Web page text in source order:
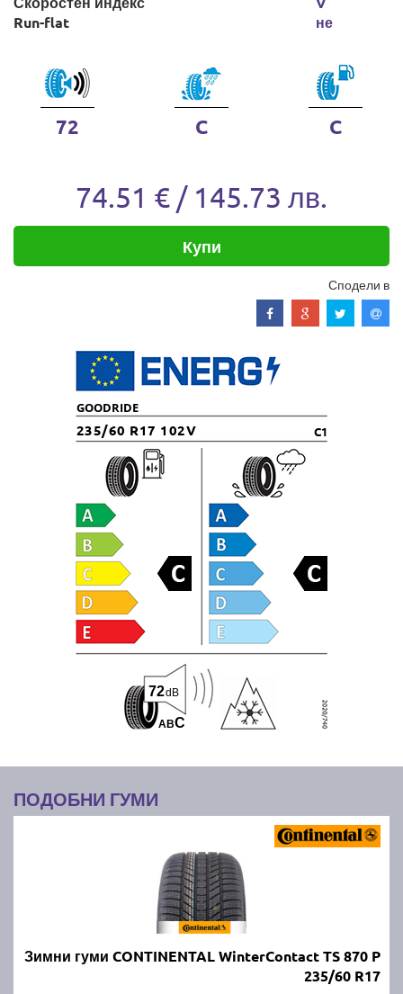
Run-flat
не
72 C C
74.51 € / 145.73 лв.
Купи
Сподели в
GOODRIDE
235/60 R17 102V C1
ABC
72dB
ПОДОБНИ ГУМИ
Зимни гуми CONTINENTAL WinterContact TS 870 P
235/60 R17